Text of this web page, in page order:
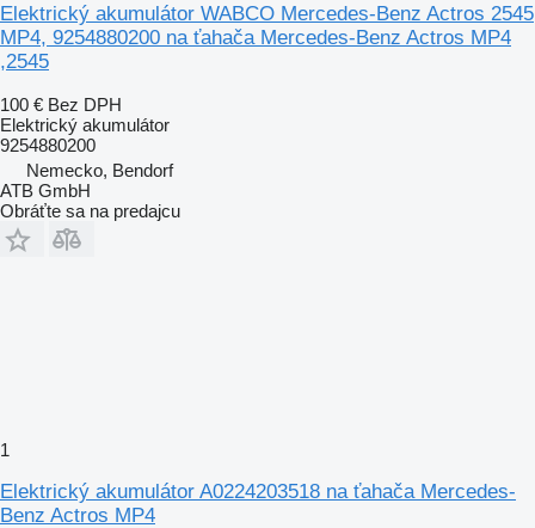
Elektrický akumulátor WABCO Mercedes-Benz Actros 2545
MP4, 9254880200 na ťahača Mercedes-Benz Actros MP4
,2545
100 € Bez DPH
Elektrický akumulátor
9254880200
Nemecko, Bendorf
ATB GmbH
Obráťte sa na predajcu
1
Elektrický akumulátor A0224203518 na ťahača Mercedes-
Benz Actros MP4